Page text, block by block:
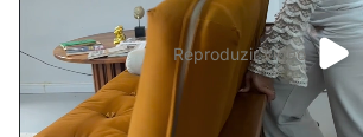
Reproduzir vídeo